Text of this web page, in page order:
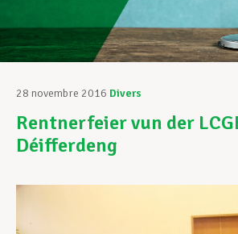
Structures syndicales
Assistance au Travail
Vos droits
28 novembre 2016 Divers
Rentnerfeier vun der
Déifferdeng